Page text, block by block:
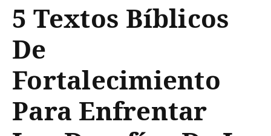
5 Textos Bíblicos
De
Fortalecimiento
Para Enfrentar